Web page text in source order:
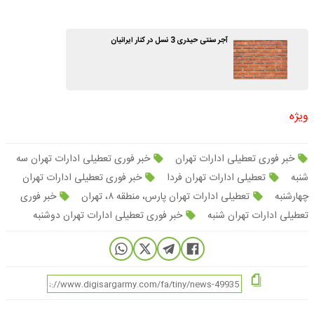
آجر سنتی حیدری 3 نسل در کنار ایرانیان
ویژه
خبر فوری تعطیلی ادارات تهران
خبر فوری تعطیلی ادارات تهران سه
شنبه
تعطیلی ادارات تهران فردا
خبر فوری تعطیلی ادارات تهران
چهارشنبه
تعطیلی ادارات تهران پارس، منطقه ۸، تهران
خبر فوری
تعطیلی ادارات تهران شنبه
خبر فوری تعطیلی ادارات تهران دوشنبه